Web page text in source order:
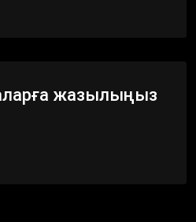
жазылыңыз